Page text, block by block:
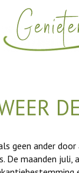
geen ander
maanden